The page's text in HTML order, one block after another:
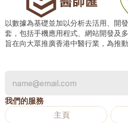
以數據為基礎並加以分析去活用、開
套，包括手機應用程式、網站開發及多
旨在向大眾推廣香港中醫行業，為推
我們的服務
主頁